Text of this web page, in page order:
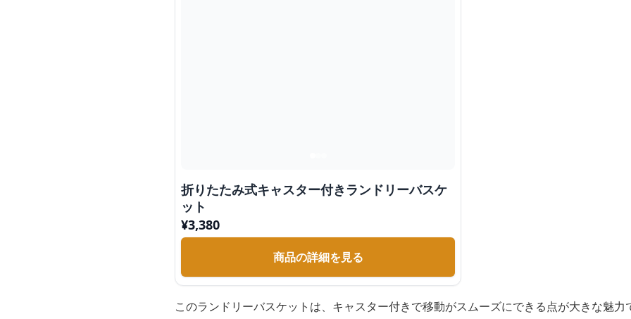
折りたたみ式キャスター付きランドリーバスケ
ット
¥3,380
商品の詳細を見る
このランドリーバスケットは、キャスター付きで移動がスムーズにできる点が大きな魅力